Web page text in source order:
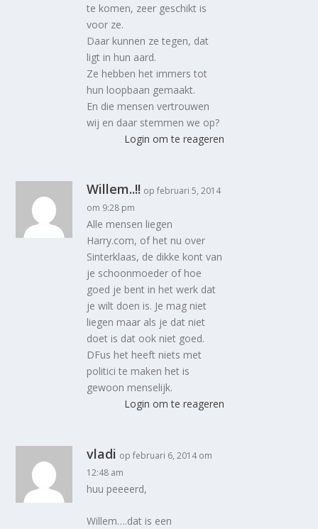
te komen, zeer geschikt is
voor ze.
Daar kunnen ze tegen, dat
ligt in hun aard.
Ze hebben het immers tot
hun loopbaan gemaakt.
En die mensen vertrouwen
wij en daar stemmen we op?
Login om te reageren
Willem..!! op februari 5, 2014
om 9:28 pm
Alle mensen liegen
Harry.com, of het nu over
Sinterklaas, de dikke kont van
je schoonmoeder of hoe
goed je bent in het werk dat
je wilt doen is. Je mag niet
liegen maar als je dat niet
doet is dat ook niet goed.
DFus het heeft niets met
politici te maken het is
gewoon menselijk.
Login om te reageren
vladi op februari 6, 2014 om
12:48 am
huu peeeerd,
Willem….dat is een